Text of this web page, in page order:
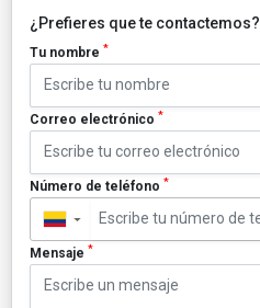
¿Prefieres que te contactemos?
Tu nombre *
Correo electrónico *
Número de teléfono *
▼
Mensaje *